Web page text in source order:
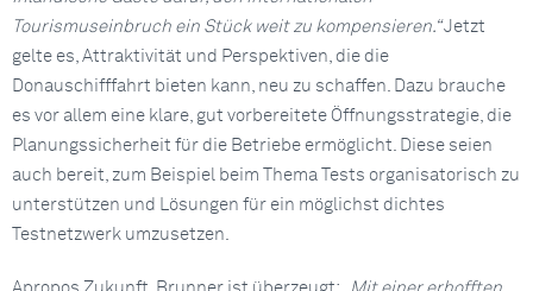
Tourismuseinbruch ein Stück weit zu kompensieren.“Jetzt
gelte es, Attraktivität und Perspektiven, die die
Donauschifffahrt bieten kann, neu zu schaffen. Dazu brauche
es vor allem eine klare, gut vorbereitete Öffnungsstrategie, die
Planungssicherheit für die Betriebe ermöglicht. Diese seien
auch bereit, zum Beispiel beim Thema Tests organisatorisch zu
unterstützen und Lösungen für ein möglichst dichtes
Testnetzwerk umzusetzen.